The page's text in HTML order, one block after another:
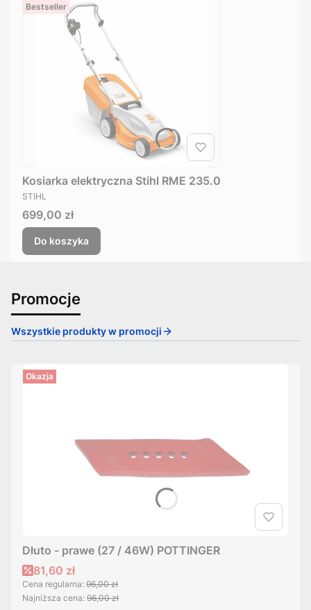
Bestseller
Kosiarka elektryczna Stihl RME 235.0
PRODUCENT
STIHL
Cena
699,00 zł
Do koszyka
Promocje
Wszystkie produkty w promocji
Okazja
Dłuto - prawe (27 / 46W) POTTINGER
Cena promocyjna
81,60 zł
Cena regularna: 96,00 zł
Najniższa cena: 96,00 zł